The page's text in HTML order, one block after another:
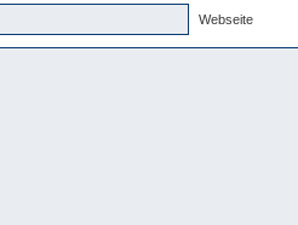
Webseite